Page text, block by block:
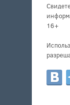
16+